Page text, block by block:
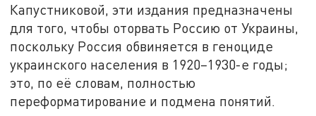
Капустниковой, эти издания предназначены
для того, чтобы оторвать Россию от Украины,
поскольку Россия обвиняется в геноциде
украинского населения в 1920–1930-е годы;
это, по её словам, полностью
переформатирование и подмена понятий.